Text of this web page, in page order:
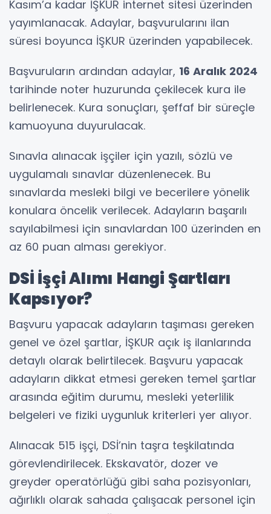
Kasım’a kadar İŞKUR internet sitesi üzerinden
yayımlanacak. Adaylar, başvurularını ilan
süresi boyunca İŞKUR üzerinden yapabilecek.
Başvuruların ardından adaylar, 16 Aralık 2024
tarihinde noter huzurunda çekilecek kura ile
belirlenecek. Kura sonuçları, şeffaf bir süreçle
kamuoyuna duyurulacak.
Sınavla alınacak işçiler için yazılı, sözlü ve
uygulamalı sınavlar düzenlenecek. Bu
sınavlarda mesleki bilgi ve becerilere yönelik
konulara öncelik verilecek. Adayların başarılı
sayılabilmesi için sınavlardan 100 üzerinden en
az 60 puan alması gerekiyor.
DSİ İşçi Alımı Hangi Şartları
Kapsıyor?
Başvuru yapacak adayların taşıması gereken
genel ve özel şartlar, İŞKUR açık iş ilanlarında
detaylı olarak belirtilecek. Başvuru yapacak
adayların dikkat etmesi gereken temel şartlar
arasında eğitim durumu, mesleki yeterlilik
belgeleri ve fiziki uygunluk kriterleri yer alıyor.
Alınacak 515 işçi, DSİ’nin taşra teşkilatında
görevlendirilecek. Ekskavatör, dozer ve
greyder operatörlüğü gibi saha pozisyonları,
ağırlıklı olarak sahada çalışacak personel için